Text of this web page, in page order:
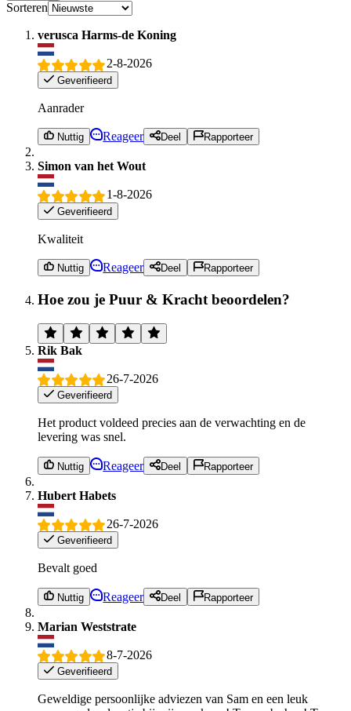
Sorteren
verusca Harms-de Koning
2-8-2026
Geverifieerd
Aanrader
Nuttig Reageer Deel Rapporteer
Simon van het Wout
1-8-2026
Geverifieerd
Kwaliteit
Nuttig Reageer Deel Rapporteer
Hoe zou je Puur & Kracht beoordelen?
Rik Bak
26-7-2026
Geverifieerd
Het product voldeed precies aan de verwachting en de
levering was snel.
Nuttig Reageer Deel Rapporteer
Hubert Habets
26-7-2026
Geverifieerd
Bevalt goed
Nuttig Reageer Deel Rapporteer
Marian Weststrate
8-7-2026
Geverifieerd
Geweldige persoonlijke adviezen van Sam en een leuk